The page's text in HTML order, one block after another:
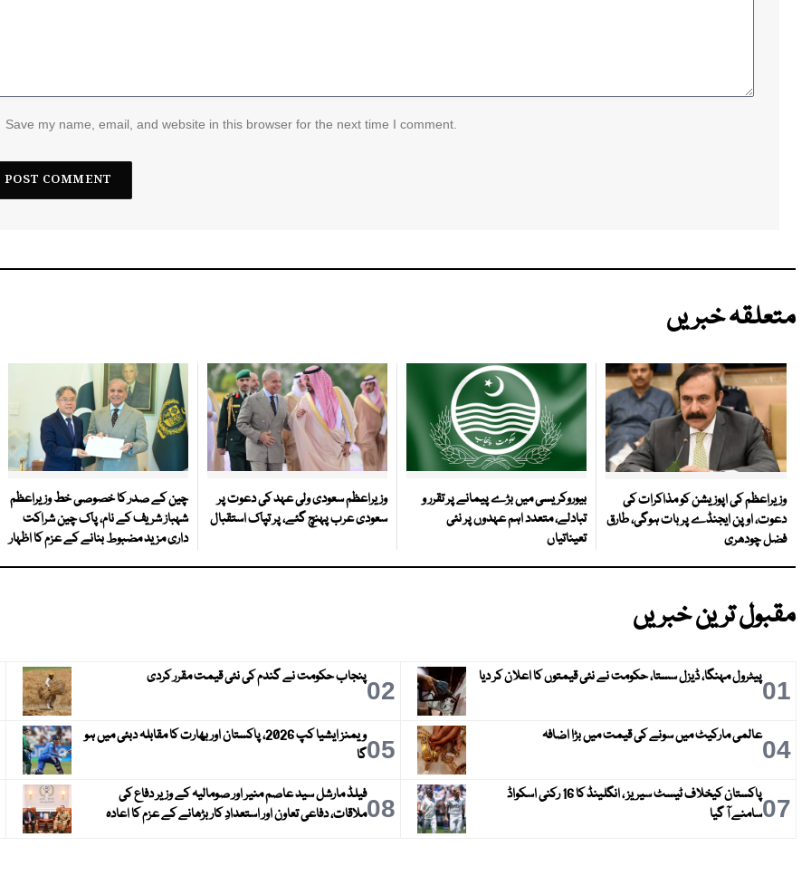
Save my name, email, and website in this browser for the next time I comment.
متعلقہ خبریں
وزیراعظم کی اپوزیشن کو مذاکرات کی
دعوت، اوپن ایجنڈے پر بات ہوگی، طارق
فضل چودھری
بیوروکریسی میں بڑے پیمانے پر تقرر و
تبادلے، متعدد اہم عہدوں پر نئی
تعیناتیاں
وزیراعظم سعودی ولی عہد کی دعوت پر
سعودی عرب پہنچ گئے، پر تپاک استقبال
چین کے صدر کا خصوصی خط وزیراعظم
شہباز شریف کے نام، پاک چین شراکت
داری مزید مضبوط بنانے کے عزم کا اظہار
مقبول ترین خبریں
01پیٹرول مہنگا، ڈیزل سستا، حکومت نے نئی قیمتوں کا اعلان کر دیا 02پنجاب حکومت نے گندم کی نئی قیمت مقرر کردی
04عالمی مارکیٹ میں سونے کی قیمت میں بڑا اضافہ 05
ویمنز ایشیا کپ 2026، پاکستان اور بھارت کا مقابلہ دبئی میں ہو
گا
07
پاکستان کیخلاف ٹیسٹ سیریز ، انگلینڈ کا 16 رکنی اسکواڈ
سامنے آ گیا
08فیلڈ مارشل سید عاصم منیر اور صومالیہ کے وزیر دفاع کی
ملاقات، دفاعی تعاون اور استعدادِ کار بڑھانے کے عزم کا اعادہ